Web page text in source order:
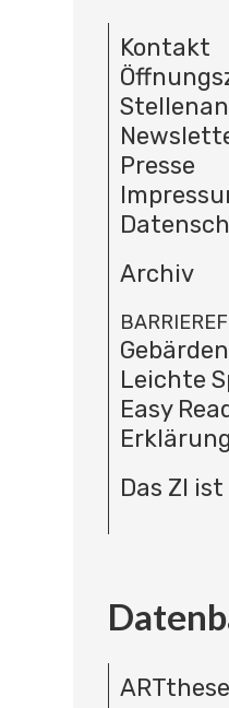
Kontakt
Presse
Archiv
Leichte
Easy
Das ZI